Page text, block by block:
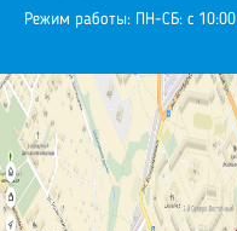
Режим работы: ПН-СБ: с